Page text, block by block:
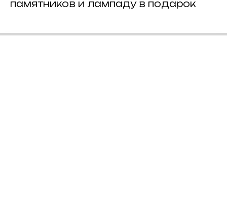
памятников и лампаду в подарок